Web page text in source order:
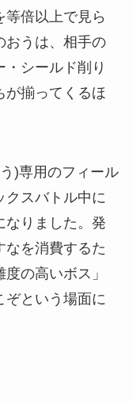
等倍以上で見ら
おうは、相手の
シールド削り
が揃ってくるほ
)専用のフィール
クスバトル中に
なりました。発
なを消費するた
の高いボス」
ぞという場面に